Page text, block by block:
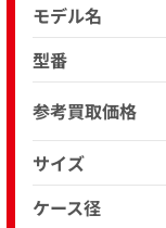
モデル名
型番
参考買取価格
サイズ
ケース径